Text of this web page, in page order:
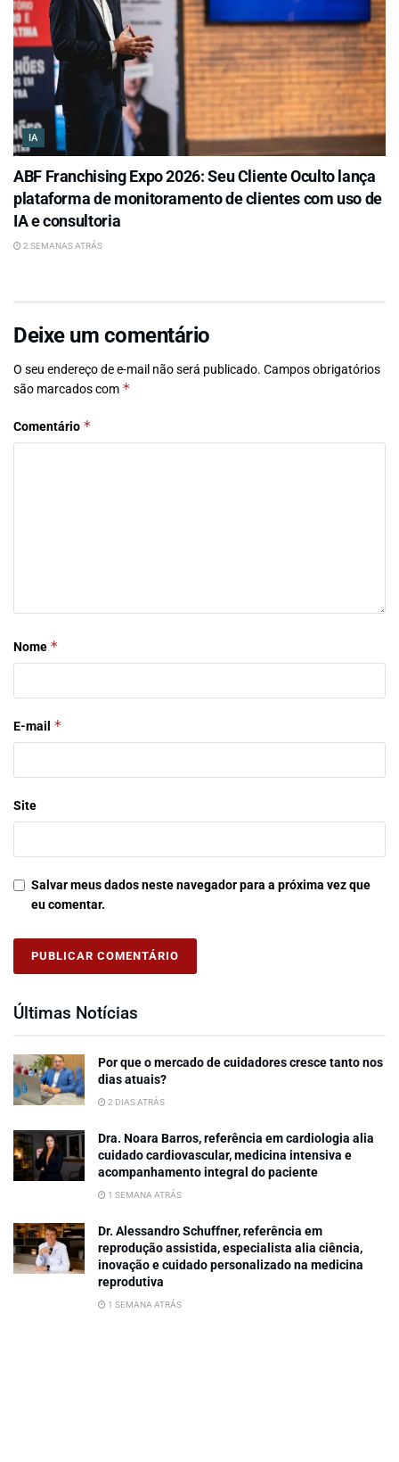
IA
ABF Franchising Expo 2026: Seu Cliente Oculto lança
plataforma de monitoramento de clientes com uso de
IA e consultoria
2 SEMANAS ATRÁS
Deixe um comentário
O seu endereço de e-mail não será publicado. Campos obrigatórios
são marcados com *
Comentário *
Nome *
E-mail *
Site
Salvar meus dados neste navegador para a próxima vez que
eu comentar.
Últimas Notícias
Por que o mercado de cuidadores cresce tanto nos
dias atuais?
2 DIAS ATRÁS
Dra. Noara Barros, referência em cardiologia alia
cuidado cardiovascular, medicina intensiva e
acompanhamento integral do paciente
1 SEMANA ATRÁS
Dr. Alessandro Schuffner, referência em
reprodução assistida, especialista alia ciência,
inovação e cuidado personalizado na medicina
reprodutiva
1 SEMANA ATRÁS